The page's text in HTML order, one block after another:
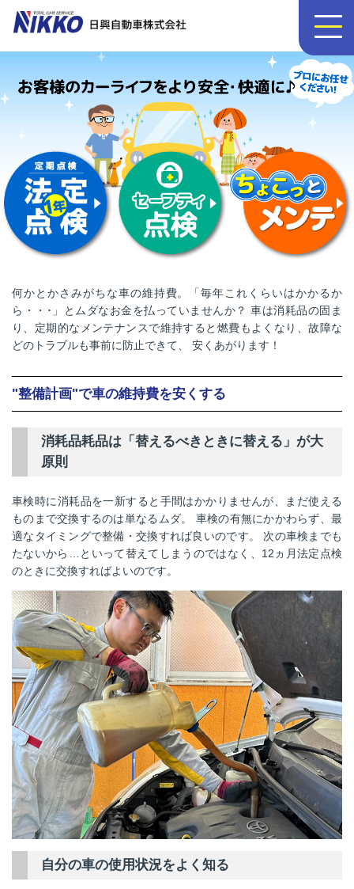
何かとかさみがちな車の維持費。「毎年これくらいはかかるか
ら・・･」とムダなお金を払っていませんか？ 車は消耗品の固ま
り、定期的なメンテナンスで維持すると燃費もよくなり、故障な
どのトラブルも事前に防止できて、 安くあがります！
"整備計画"で車の維持費を安くする
消耗品耗品は「替えるべきときに替える」が大
原則
車検時に消耗品を一新すると手間はかかりませんが、まだ使える
ものまで交換するのは単なるムダ。 車検の有無にかかわらず、最
適なタイミングで整備・交換すれば良いのです。 次の車検までも
たないから…といって替えてしまうのではなく、12ヵ月法定点検
のときに交換すればよいのです。
自分の車の使用状況をよく知る